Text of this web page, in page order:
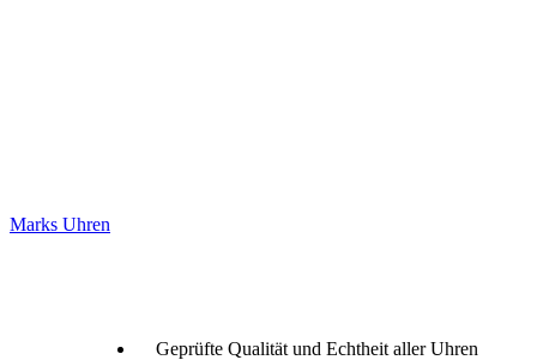
Marks Uhren
Geprüfte Qualität und Echtheit aller Uhren